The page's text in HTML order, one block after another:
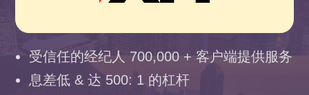
受信任的经纪人 700,000 + 客户端提供服务
息差低 & 达 500: 1 的杠杆